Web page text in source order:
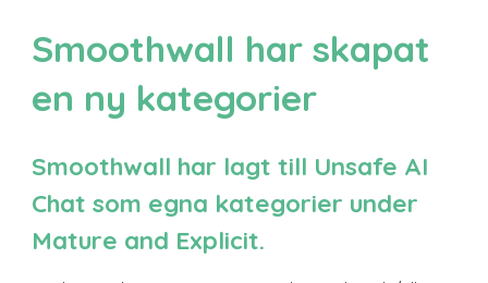
Smoothwall har skapat
en ny kategorier
Smoothwall har lagt till Unsafe AI
Chatsom egna kategorier under
Mature and Explicit.